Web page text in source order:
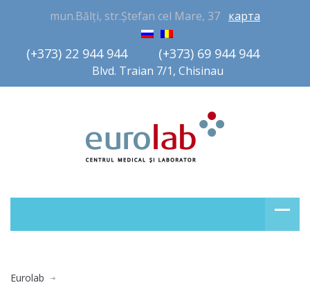
mun.Bălți, str.Ștefan cel Mare, 37 карта
(+373) 22 944 944         (+373) 69 944 944
Blvd. Traian 7/1, Chisinau
Eurolab